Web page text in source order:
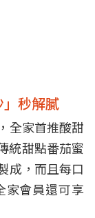
秒解膩
全家首推酸甜
統甜點番茄蜜
成，而且每口
家會員還可享